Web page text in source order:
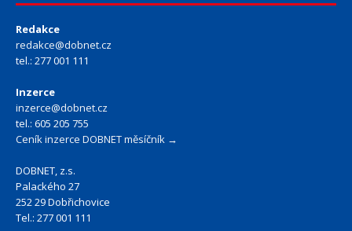
Redakce
redakce@dobnet.cz
tel.: 277 001 111
Inzerce
inzerce@dobnet.cz
tel.: 605 205 755
Ceník inzerce DOBNET měsíčník →
DOBNET, z.s.
Palackého 27
252 29 Dobřichovice
Tel.: 277 001 111